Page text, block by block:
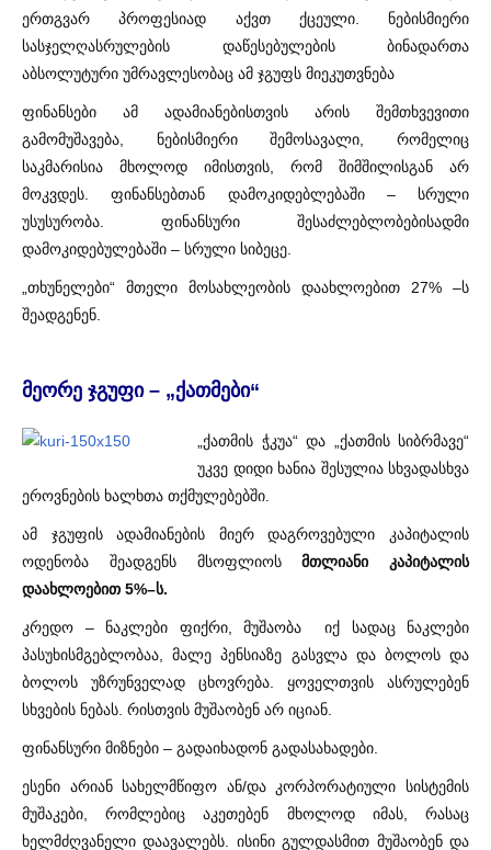
ერთგვარ პროფესიად აქვთ ქცეული. ნებისმიერი
სასჯელღასრულების დაწესებულების ბინადართა
აბსოლუტური უმრავლესობაც ამ ჯგუფს მიეკუთვნება
ფინანსები ამ ადამიანებისთვის არის შემთხვევითი
გამომუშავება, ნებისმიერი შემოსავალი, რომელიც
საკმარისია მხოლოდ იმისთვის, რომ შიმშილისგან არ
მოკვდეს. ფინანსებთან დამოკიდებლებაში – სრული
უსუსურობა. ფინანსური შესაძლებლობებისადმი
დამოკიდებულებაში – სრული სიბეცე.
„თხუნელები“ მთელი მოსახლეობის დაახლოებით 27% –ს
შეადგენენ.
მეორე ჯგუფი – „ქათმები“
„ქათმის ჭკუა“ და „ქათმის სიბრმავე“
უკვე დიდი ხანია შესულია სხვადასხვა
ეროვნების ხალხთა თქმულებებში.
ამ ჯგუფის ადამიანების მიერ დაგროვებული კაპიტალის
ოდენობა შეადგენს მსოფლიოსმთლიანი კაპიტალის
დაახლოებით 5%–ს.
კრედო – ნაკლები ფიქრი, მუშაობა იქ სადაც ნაკლები
პასუხისმგებლობაა, მალე პენსიაზე გასვლა და ბოლოს და
ბოლოს უზრუნველად ცხოვრება. ყოველთვის ასრულებენ
სხვების ნებას. რისთვის მუშაობენ არ იციან.
ფინანსური მიზნები – გადაიხადონ გადასახადები.
ესენი არიან სახელმწიფო ან/და კორპორატიული სისტემის
მუშაკები, რომლებიც აკეთებენ მხოლოდ იმას, რასაც
ხელმძღვანელი დაავალებს. ისინი გულდასმით მუშაობენ და